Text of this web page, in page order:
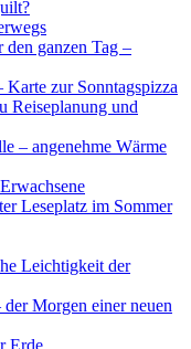
ganzen Tag –
Karte zur Sonntagspizza
Reiseplanung und
– angenehme Wärme
Leseplatz im Sommer
Leichtigkeit der
Morgen einer neuen
Erde